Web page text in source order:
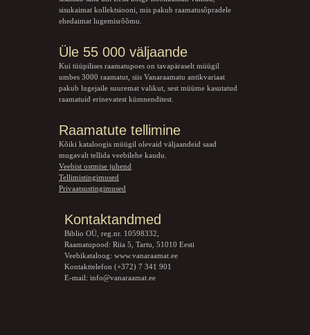
sisukaimat kollektsiooni, mis pakub raamatusõpradele
ehedaimat lugemisrõõmu.
Üle 55 000 väljaande
Kui tüüpilises raamatupoes on tavapäraselt müügil
umbes 3000 raamatut, siis Vanaraamatu antikvariaat
pakub lugejaile suuremat valikut, sest müüme kasutatud
raamatuid erinevatest kümnenditest.
Raamatute tellimine
Kõiki kataloogis müügil olevaid väljaandeid saad
mugavalt tellida veebilehe kaudu.
Veebist ostmise juhend
Tellimistingimused
Privaatsustingimused
Kontaktandmed
Biblio OÜ, reg.nr. 10598332,
Raamatupood: Riia 5, Tartu, 51010 Eesti
Veebikataloog: www.vanaraamat.ee
Kontakttelefon (+372) 7 341 901
E-mail: info@vanaraamat.ee